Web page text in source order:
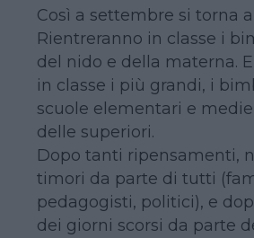
Così a settembre si torna
Rientreranno in classe i
del nido e della materna.
in classe i più grandi, i
scuole elementari e
delle superiori.
Dopo tanti ripensamenti,
timori da parte di tutti
pedagogisti, politici), e
dei giorni scorsi da parte